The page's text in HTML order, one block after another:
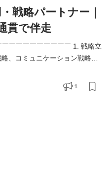
戦略パートナー｜
貫で伴走
￣￣￣￣￣￣￣￣￣ 1. 戦略立
、コミュニケーション戦略の
ィブ制作 3. テック領
ム構築、UI/UX改善 4. グローバ
1